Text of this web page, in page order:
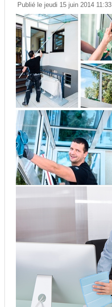
Publié le jeudi 15 juin 2014 11:33